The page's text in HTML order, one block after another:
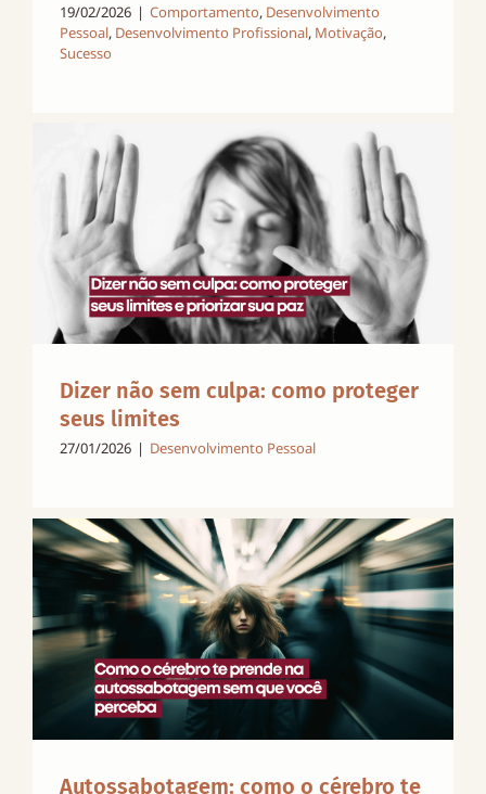
19/02/2026 | Comportamento, Desenvolvimento
Pessoal, Desenvolvimento Profissional, Motivação,
Sucesso
Dizer não sem culpa: como proteger
seus limites
27/01/2026 | Desenvolvimento Pessoal
Autossabotagem: como o cérebro te